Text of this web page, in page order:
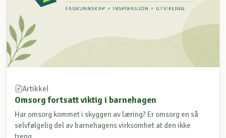
Artikkel
Omsorg fortsatt viktig i barnehagen
Har omsorg kommet i skyggen av læring? Er omsorg en så
selvfølgelig del av barnehagens virksomhet at den ikke